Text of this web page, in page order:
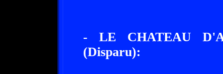
- LE CHATEAU
(Disparu):